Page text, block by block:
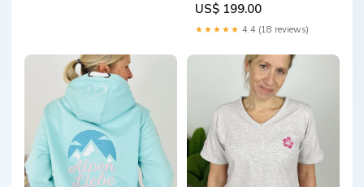
US$ 199.00
★★★★★ 4.4 (18 reviews)